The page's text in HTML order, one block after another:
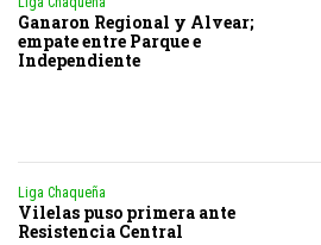
Ganaron Regional y Alvear;
empate entre Parque e
Independiente
Liga Chaqueña
Vilelas puso primera ante
Resistencia Central